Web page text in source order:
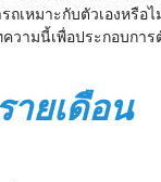
เหมาะกับตัวเองหรือ
วามนี้เพื่อประกอบกา
ายเดือน